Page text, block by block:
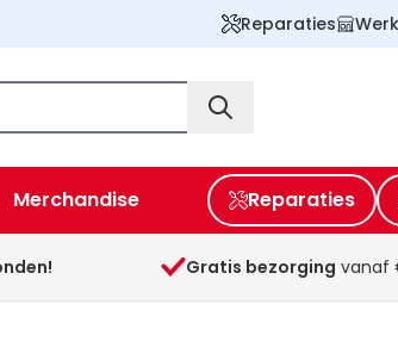
Reparaties
Merchandise Reparaties
Gratis bezorging vanaf